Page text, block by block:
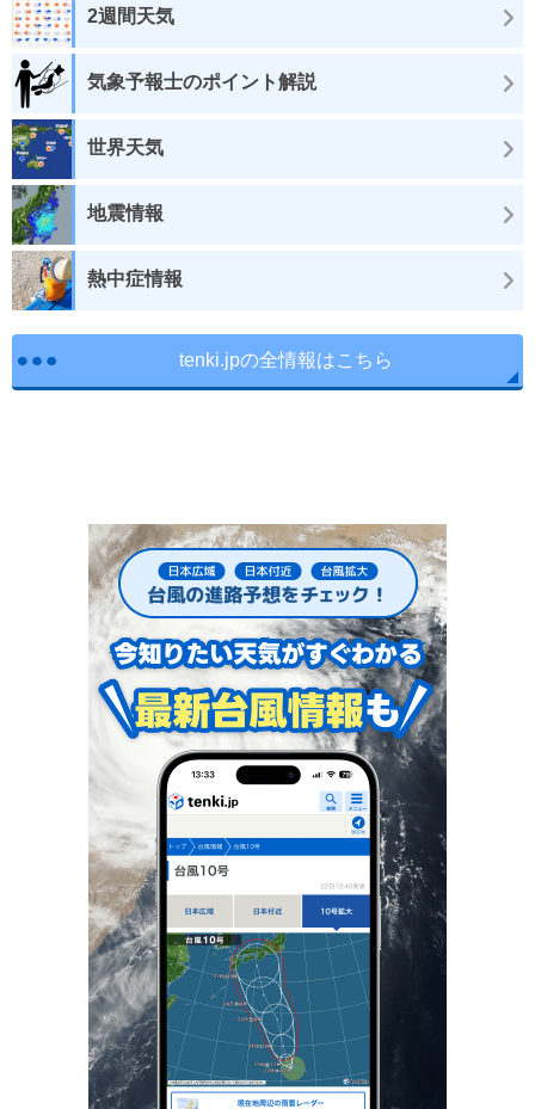
2週間天気
気象予報士のポイント解説
世界天気
地震情報
熱中症情報
tenki.jpの全情報はこちら